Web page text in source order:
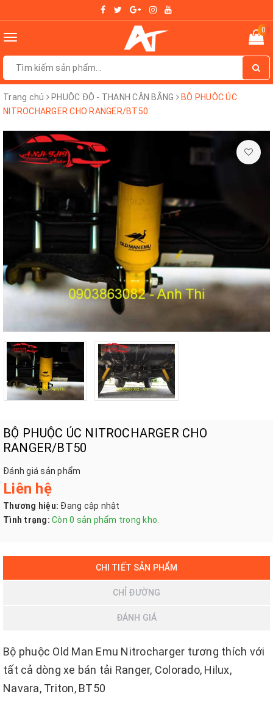
Toggle
0
Trang chủ PHUỘC ĐỘ - THANH CÂN BẰNG
BỘ PHUỘC ÚC
NITROCHARGER CHO RANGER/BT50
BỘ PHUỘC ÚC NITROCHARGER CHO
RANGER/BT50
Đánh giá sản phẩm
Liên hệ
Thương hiệu: Đang cập nhật
Tình trạng: Còn 0 sản phẩm trong kho.
CHI TIẾT SẢN PHẨM
CHỈ ĐƯỜNG
ĐÁNH GIÁ
Bộ phuộc Old Man Emu Nitrocharger tương thích với
tất cả dòng xe bán tải Ranger, Colorado, Hilux,
Navara, Triton, BT50